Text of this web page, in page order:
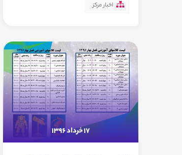
اخبار مرکز
17 خرداد 1396